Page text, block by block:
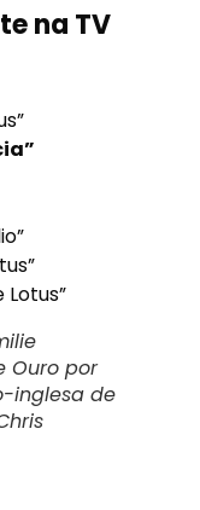
na TV
Lotus”
Ouro por
inglesa de